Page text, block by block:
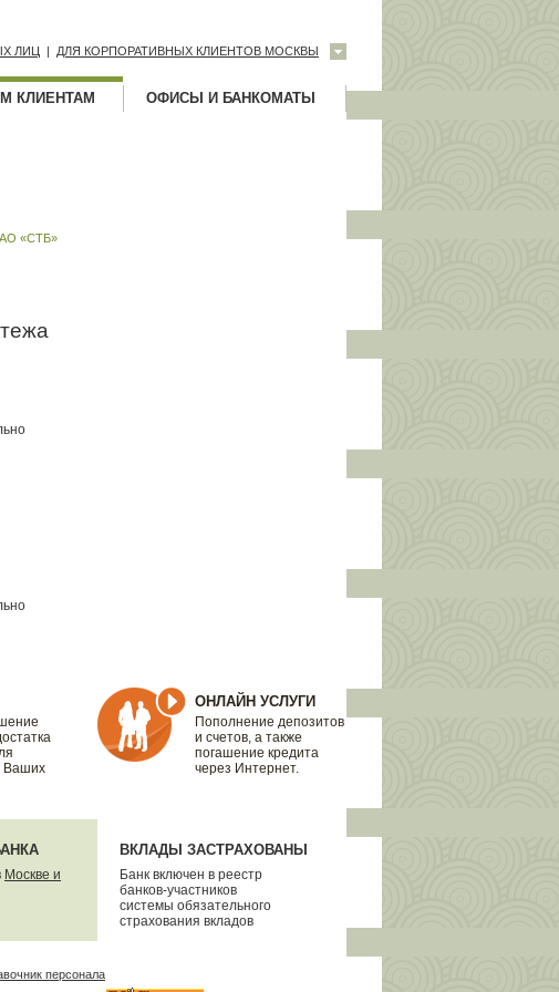
ЛИЦ | ДЛЯ КОРПОРАТИВНЫХ КЛИЕНТОВ МОСКВЫ
КЛИЕНТАМ ОФИСЫ И БАНКОМАТЫ
«СТБ»
Ваших
ОНЛАЙН УСЛУГИ
Пополнение депозитов
и счетов, а также
погашение кредита
через Интернет.
Москве и
ВКЛАДЫ ЗАСТРАХОВАНЫ
Банк включен в реестр
банков-участников
системы обязательного
страхования вкладов
персонала